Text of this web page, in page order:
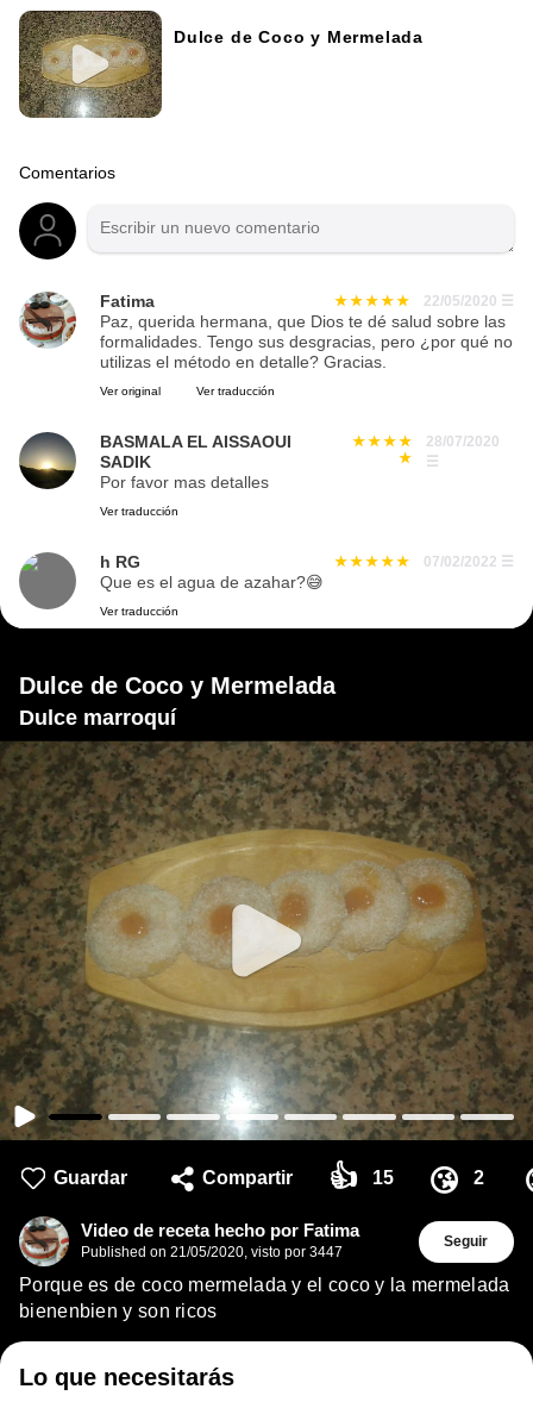
Dulce de Coco y Mermelada
Comentarios
Fatima 22/05/2020 ☰
Paz, querida hermana, que Dios te dé salud sobre las
formalidades. Tengo sus desgracias, pero ¿por qué no
utilizas el método en detalle? Gracias.
Ver original Ver traducción
BASMALA EL AISSAOUI
SADIK
28/07/2020
☰
Por favor mas detalles
Ver traducción
h RG 07/02/2022 ☰
Que es el agua de azahar?😅
Ver traducción
Dulce de Coco y Mermelada
Dulce marroquí
Guardar Compartir 👍 15 😘 2
Video de receta hecho por Fatima
Published on 21/05/2020, visto por 3447
Seguir
Porque es de coco mermelada y el coco y la mermelada
bienenbien y son ricos
Lo que necesitarás